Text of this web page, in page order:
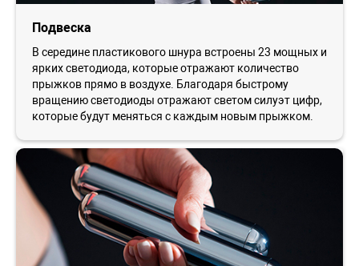
Подвеска
В середине пластикового шнура встроены 23 мощных и
ярких светодиода, которые отражают количество
прыжков прямо в воздухе. Благодаря быстрому
вращению светодиоды отражают светом силуэт цифр,
которые будут меняться с каждым новым прыжком.